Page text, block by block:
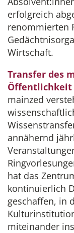
erfolgreich
renommierten
Wirtschaft.
Transfer des
Öffentlichkeit
mainzed
annähernd
hat das
kontinuierlich
geschaffen, in
miteinander